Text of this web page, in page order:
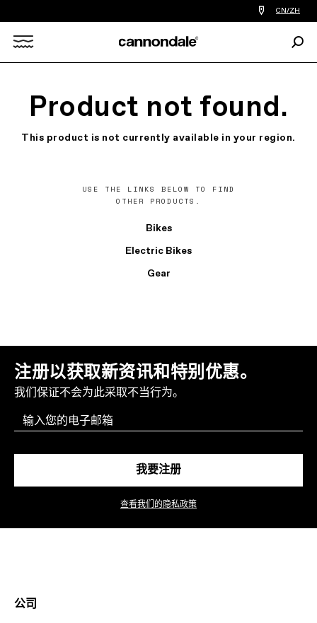
查
找
的
车
店
CN/ZH
Product not found.
This product is not currently available in your region.
USE THE LINKS BELOW TO FIND
OTHER PRODUCTS.
Bikes
Electric Bikes
Gear
注册以获取新资讯和特别优惠。
我们保证不会为此采取不当行为。
Email
我要注册
查看我们的隐私政策
公司